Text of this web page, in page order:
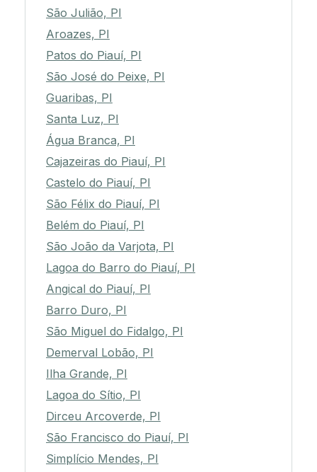
São Julião, PI
Aroazes, PI
Patos do Piauí, PI
São José do Peixe, PI
Guaribas, PI
Santa Luz, PI
Água Branca, PI
Cajazeiras do Piauí, PI
Castelo do Piauí, PI
São Félix do Piauí, PI
Belém do Piauí, PI
São João da Varjota, PI
Lagoa do Barro do Piauí, PI
Angical do Piauí, PI
Barro Duro, PI
São Miguel do Fidalgo, PI
Demerval Lobão, PI
Ilha Grande, PI
Lagoa do Sítio, PI
Dirceu Arcoverde, PI
São Francisco do Piauí, PI
Simplício Mendes, PI